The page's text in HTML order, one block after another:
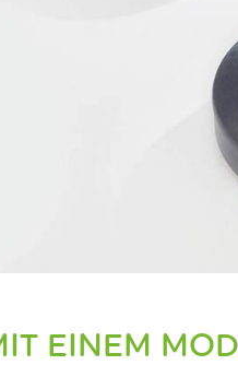
EINEM